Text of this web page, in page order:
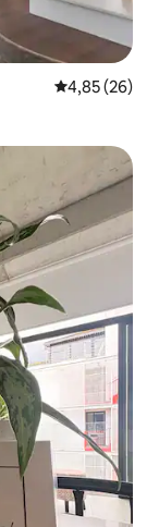
Gemiddelde
4,85 (26)